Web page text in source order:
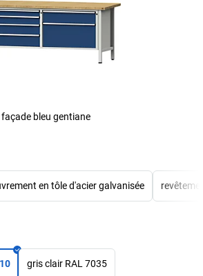
bleu gentiane
en tôle d'acier galvanisée
gris clair RAL 7035